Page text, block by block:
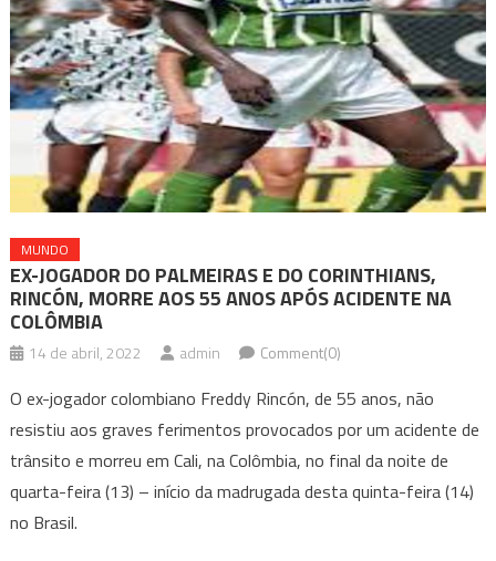
MUNDO
EX-JOGADOR DO PALMEIRAS E DO CORINTHIANS,
RINCÓN, MORRE AOS 55 ANOS APÓS ACIDENTE NA
COLÔMBIA
14 de abril, 2022 admin Comment(0)
O ex-jogador colombiano Freddy Rincón, de 55 anos, não
resistiu aos graves ferimentos provocados por um acidente de
trânsito e morreu em Cali, na Colômbia, no final da noite de
quarta-feira (13) – início da madrugada desta quinta-feira (14)
no Brasil.